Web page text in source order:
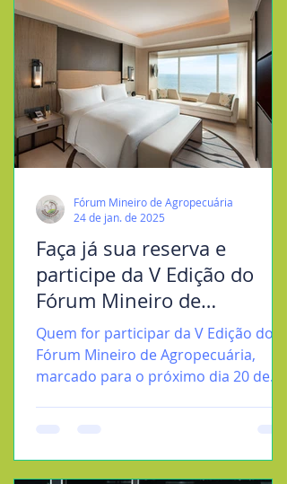
Faça já sua reserva e
participe da V Edição do
Fórum Mineiro de
Agropecuária
Quem for participar da V Edição do
Fórum Mineiro de Agropecuária,
marcado para o próximo dia 20 de
Fórum Mineiro de Agropecuária
24 de jan. de 2025